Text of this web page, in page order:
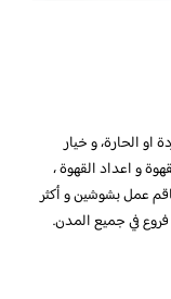
او الحارة، و خيار
و اعداد القهوة ،
عمل بشوشين و أكثر
فروع في جميع المدن.